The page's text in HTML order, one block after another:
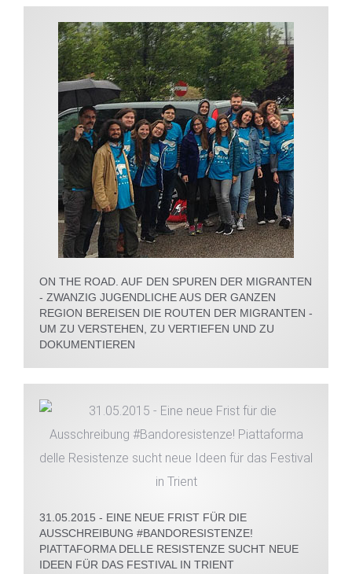
ON THE ROAD. AUF DEN SPUREN DER MIGRANTEN
- ZWANZIG JUGENDLICHE AUS DER GANZEN
REGION BEREISEN DIE ROUTEN DER MIGRANTEN -
UM ZU VERSTEHEN, ZU VERTIEFEN UND ZU
DOKUMENTIEREN
31.05.2015 - EINE NEUE FRIST FÜR DIE
AUSSCHREIBUNG #BANDORESISTENZE!
PIATTAFORMA DELLE RESISTENZE SUCHT NEUE
IDEEN FÜR DAS FESTIVAL IN TRIENT